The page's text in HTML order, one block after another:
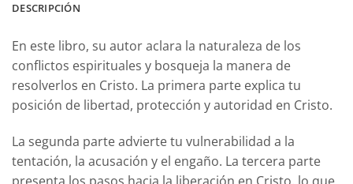
DESCRIPCIÓN
En este libro, su autor aclara la naturaleza de los
conflictos espirituales y bosqueja la manera de
resolverlos en Cristo. La primera parte explica tu
posición de libertad, protección y autoridad en Cristo.
La segunda parte advierte tu vulnerabilidad a la
tentación, la acusación y el engaño. La tercera parte